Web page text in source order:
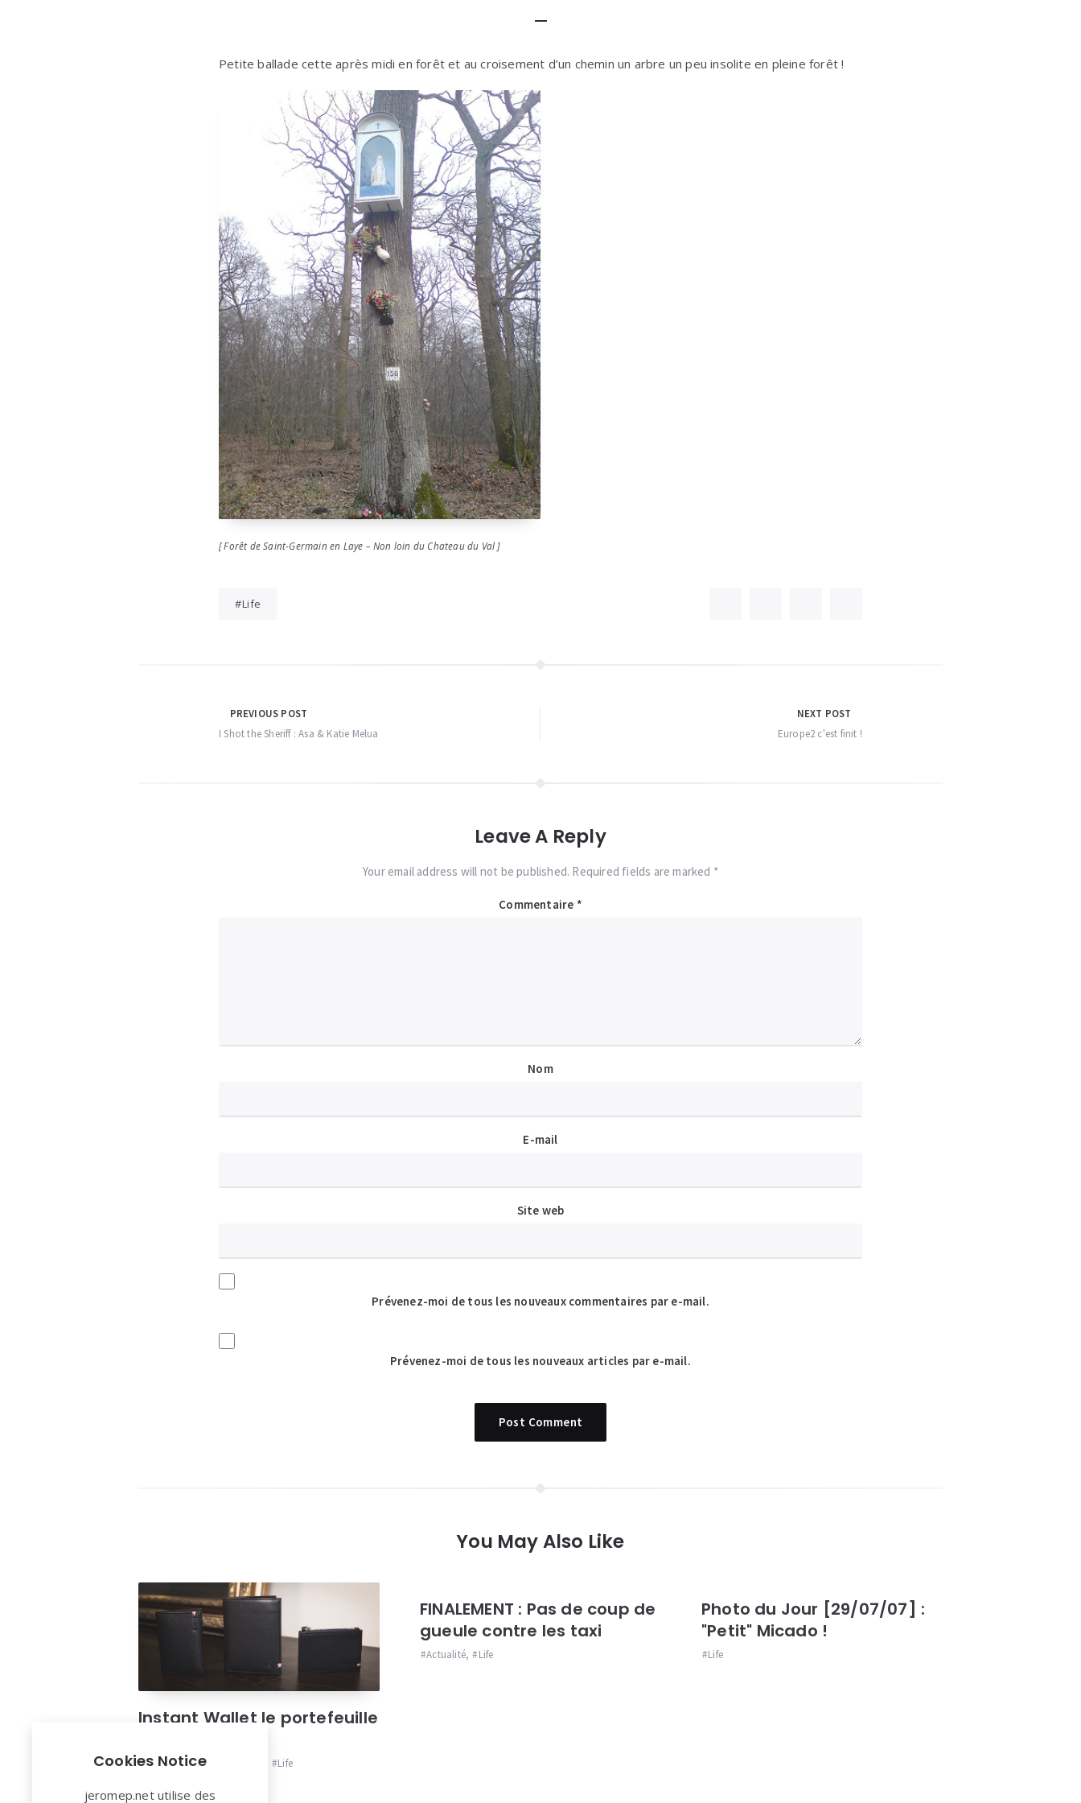
Petite ballade cette après midi en forêt et au croisement d’un chemin un arbre un peu insolite en pleine forêt !
[ Forêt de Saint-Germain en Laye – Non loin du Chateau du Val ]
Life
Navigation
de
PREVIOUS POST
I Shot the Sheriff : Asa & Katie Melua
NEXT POST
Europe2 c'est finit !
Leave A Reply
Your email address will not be published. Required fields are marked *
Commentaire *
Nom
E-mail
Site web
Prévenez-moi de tous les nouveaux commentaires par e-mail.
Prévenez-moi de tous les nouveaux articles par e-mail.
You May Also Like
Instant Wallet le portefeuille
accessoires, Life
FINALEMENT : Pas de coup de
gueule contre les taxi
Actualité, Life
Photo du Jour [29/07/07] :
"Petit" Micado !
Life
Cookies Notice
jeromep.net utilise des